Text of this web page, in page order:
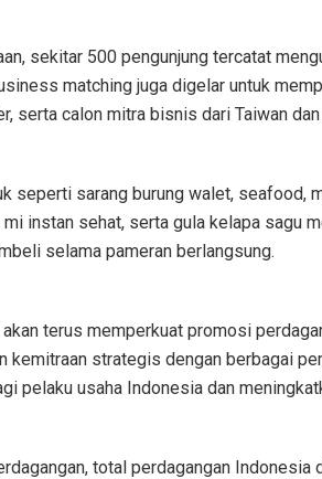
sekitar 500 pengunjung tercatat
matching juga digelar untuk
serta calon mitra bisnis dari Taiwan dan
seperti sarang burung walet, seafood,
instan sehat, serta gula kelapa sagu
selama pameran berlangsung.
terus memperkuat promosi
kemitraan strategis dengan berbagai
pelaku usaha Indonesia dan
total perdagangan Indonesia